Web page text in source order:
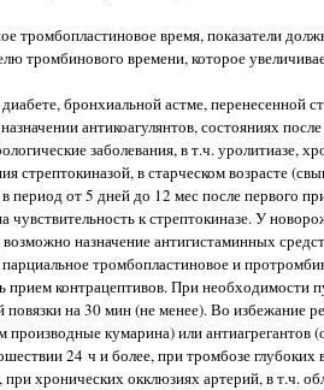
тромбопластиновое время, показатели
тромбинового времени, которое
бронхиальной астме, перенесенной
антикоагулянтов, состояниях
заболевания, в т.ч. уролитиазе,
в старческом возрасте
период от 5 дней до 12 мес после первого
чувствительность к стрептокиназе. У
назначение антигистаминных
тромбопластиновое и
контрацептивов. При необходимости
на 30 мин (не менее). Во избежание
кумарина) или антиагрегантов
24 ч и более, при тромбозе
хронических окклюзиях артерий, в т.ч.